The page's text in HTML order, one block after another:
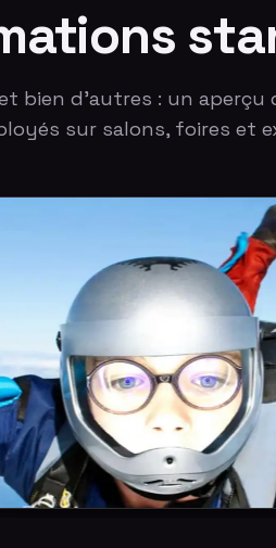
bien d'autres : un
sur salons, foires et